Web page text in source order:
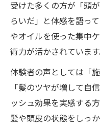
受けた多くの方が「頭
らいだ」と体感を語っ
やオイルを使った集中
術力が活かされています
体験者の声としては「
「髪のツヤが増して自
ッシュ効果を実感する
髪や頭皮の状態をしっ